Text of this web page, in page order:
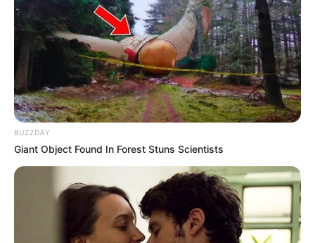
La policía local detalló la situación en un
comunicado: «Se informó al equipo que el
cuerpo de la víctima fue encontrado en la zona
boscosa del barrio Tessele Júnior». Los videos
del momento causaron conmoción. Ver:
BUZZDAY
Giant Object Found In Forest Stuns Scientists